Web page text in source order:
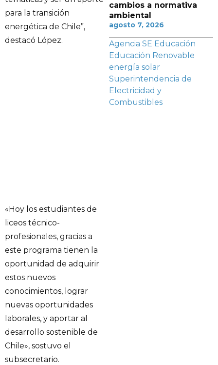
para la transición
energética de Chile”,
destacó López.
«Hoy los estudiantes de
liceos técnico-
profesionales, gracias a
este programa tienen la
oportunidad de adquirir
estos nuevos
conocimientos, lograr
nuevas oportunidades
laborales, y aportar al
desarrollo sostenible de
Chile», sostuvo el
subsecretario.
cambios a normativa
ambiental
agosto 7, 2026
Agencia SE Educación
Educación Renovable
energía solar
Superintendencia de
Electricidad y
Combustibles